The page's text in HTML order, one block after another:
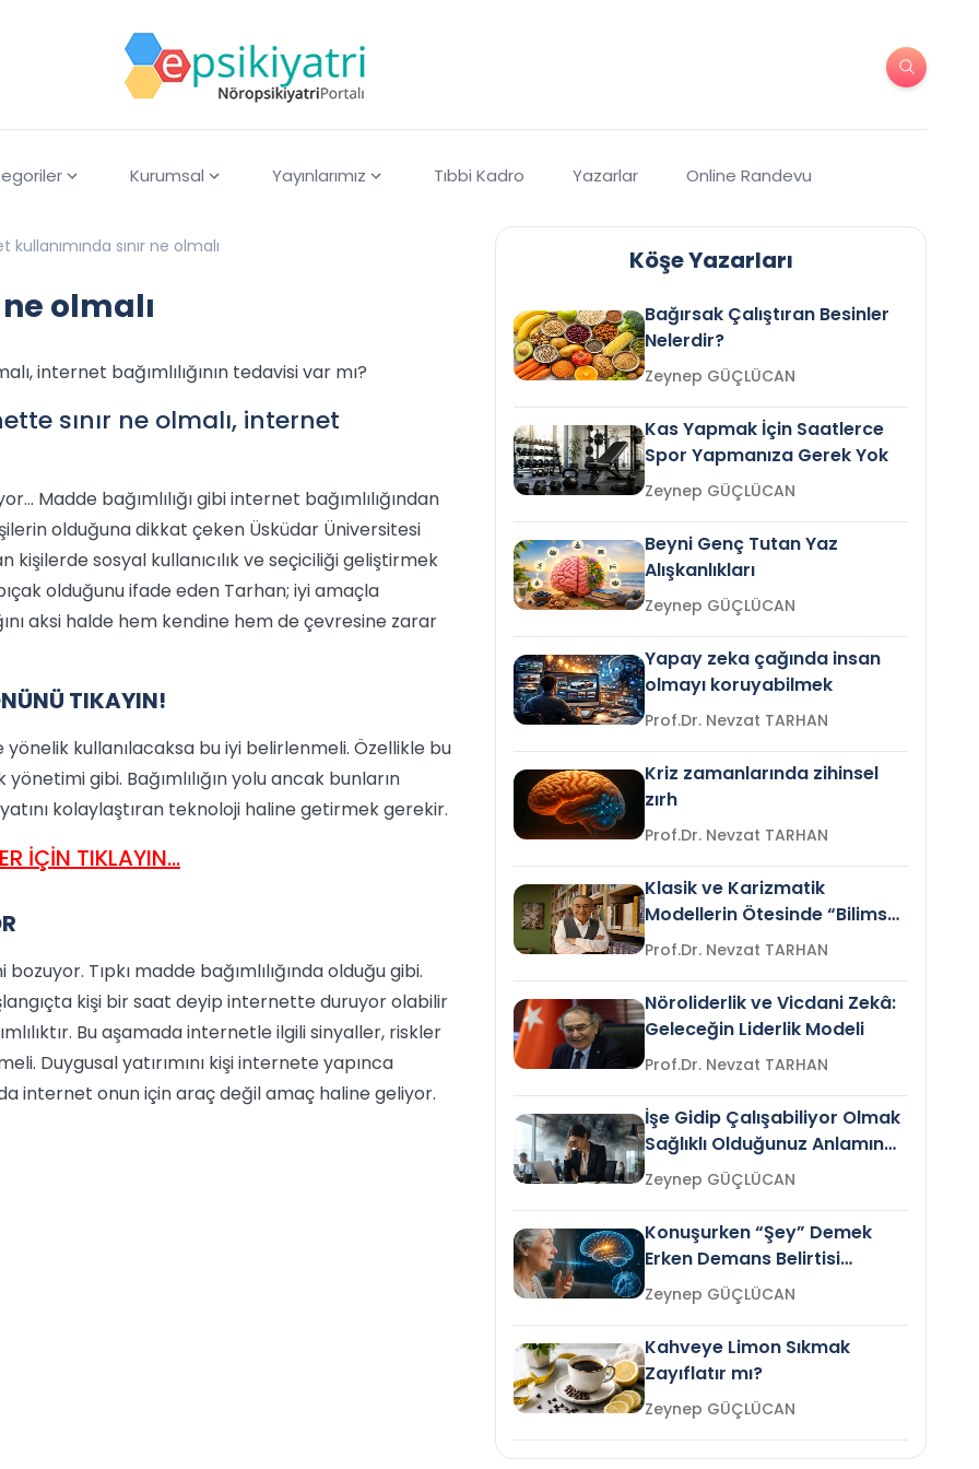
Kurumsal Yayınlarımız Tıbbi Kadro Yazarlar Online Randevu
kullanımında sınır ne olmalı
olmalı
internet bağımlılığının tedavisi var mı?
sınır ne olmalı, internet
Madde bağımlılığı gibi internet bağımlılığından
olduğuna dikkat çeken Üsküdar Üniversitesi
kişilerde sosyal kullanıcılık ve seçiciliği geliştirmek
olduğunu ifade eden Tarhan; iyi amaçla
aksi halde hem kendine hem de çevresine zarar
TIKAYIN!
kullanılacaksa bu iyi belirlenmeli. Özellikle bu
gibi. Bağımlılığın yolu ancak bunların
kolaylaştıran teknoloji haline getirmek gerekir.
İÇİN TIKLAYIN...
Tıpkı madde bağımlılığında olduğu gibi.
kişi bir saat deyip internette duruyor olabilir
Bu aşamada internetle ilgili sinyaller, riskler
Duygusal yatırımını kişi internete yapınca
internet onun için araç değil amaç haline geliyor.
Köşe Yazarları
Bağırsak Çalıştıran Besinler
Nelerdir?
Zeynep GÜÇLÜCAN
Kas Yapmak İçin Saatlerce
Spor Yapmanıza Gerek Yok
Zeynep GÜÇLÜCAN
Beyni Genç Tutan Yaz
Alışkanlıkları
Zeynep GÜÇLÜCAN
Yapay zeka çağında insan
olmayı koruyabilmek
Prof.Dr. Nevzat TARHAN
Kriz zamanlarında zihinsel
zırh
Prof.Dr. Nevzat TARHAN
Klasik ve Karizmatik
Modellerin Ötesinde “Bilimsel
Liderlik”
Prof.Dr. Nevzat TARHAN
Nöroliderlik ve Vicdani Zekâ:
Geleceğin Liderlik Modeli
Prof.Dr. Nevzat TARHAN
İşe Gidip Çalışabiliyor Olmak
Sağlıklı Olduğunuz Anlamına
Gelir mi?Zeynep GÜÇLÜCAN
Konuşurken “Şey” Demek
Erken Demans Belirtisi
Olabilir mi?Zeynep GÜÇLÜCAN
Kahveye Limon Sıkmak
Zayıflatır mı?
Zeynep GÜÇLÜCAN